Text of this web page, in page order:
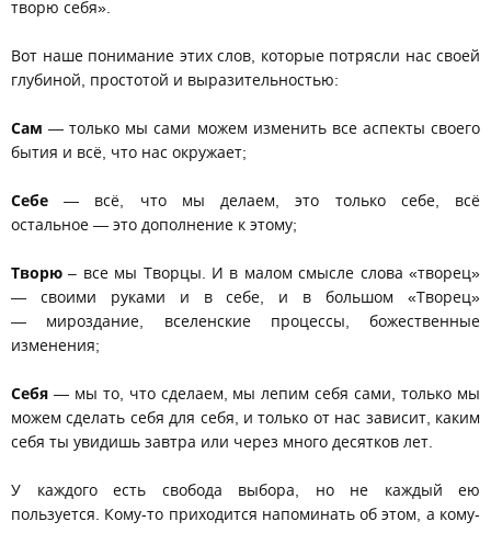
творю себя».
Вот наше понимание этих слов, которые потрясли нас своей
глубиной, простотой и выразительностью:
Сам — только мы сами можем изменить все аспекты своего
бытия и всё, что нас окружает;
Себе — всё, что мы делаем, это только себе, всё
остальное — это дополнение к этому;
Творю – все мы Творцы. И в малом смысле слова «творец»
— своими руками и в себе, и в большом «Творец»
— мироздание, вселенские процессы, божественные
изменения;
Себя — мы то, что сделаем, мы лепим себя сами, только мы
можем сделать себя для себя, и только от нас зависит, каким
себя ты увидишь завтра или через много десятков лет.
У каждого есть свобода выбора, но не каждый ею
пользуется. Кому-то приходится напоминать об этом, а кому-